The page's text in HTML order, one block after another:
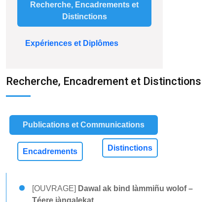
Recherche, Encadrements et
Distinctions
Expériences et Diplômes
Recherche, Encadrement et Distinctions
Publications et Communications
Encadrements Distinctions
[OUVRAGE] Dawal ak bind làmmiñu wolof –
Téere jàngalekat